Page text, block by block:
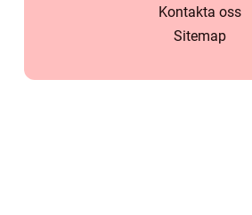
Kontakta oss
Sitemap